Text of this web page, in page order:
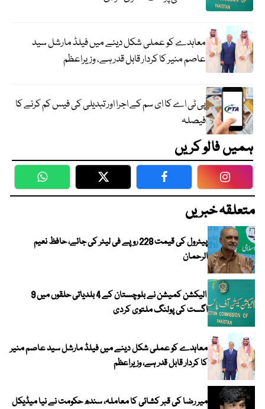
معاہدے کو عملی شکل دینے میں فیلڈ مارشل سید
عاصم منیر کا کردار قابل قدر ہے، وزیراعظم
پی ٹی اے کا ای سم کے اجرا اور تبدیلی کی فیس کم کرنے کا
فیصلہ
ہمیں فالو کریں
WhatsApp Twitter Facebook
متعلقہ خبریں
پیٹرول کی قیمت 228 روپے فی لیٹر کی جائے، حافظ نعیم
الرحمان
الیکشن کمیشن نے بلوچستان کے 4 بلدیاتی حلقوں میں 9
اگست کی پولنگ ملتوی کردی
معاہدے کو عملی شکل دینے میں فیلڈ مارشل سید عاصم منیر
کا کردار قابل قدر ہے، وزیراعظم
میر رضا کی قبر کشائی کا معاملہ، سندھ حکومت نے نیا میڈیکل